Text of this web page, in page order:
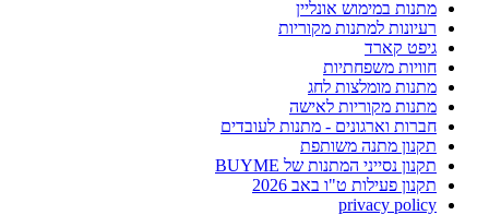
מתנות במימוש אונליין
רעיונות למתנות מקוריות
גיפט קארד
חוויות משפחתיות
מתנות מומלצות לחג
מתנות מקוריות לאישה
חברות וארגונים - מתנות לעובדים
תקנון מתנה משותפת
תקנון נסייני המתנות של BUYME
תקנון פעילות ט"ו באב 2026
privacy policy